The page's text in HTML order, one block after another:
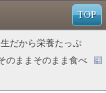
TOP
だから栄養たっぷ
のままそのまま食べ